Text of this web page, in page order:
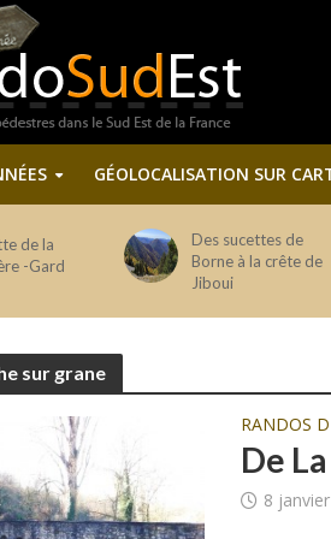
GÉOLOCALISATION SUR
de la
-Gard
Des sucettes de
Borne à la crête de
Jiboui
sur grane
RANDOS
De
8